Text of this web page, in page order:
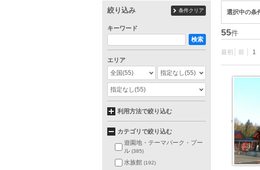
選択中の条
55件
最初 前 1
絞り込み 条件クリア
キーワード
検索
エリア
全国(55) 指定なし(55)
指定なし(55)
利用方法で絞り込む
カテゴリで絞り込む
遊園地・テーマパーク・プー
ル (385)
水族館 (192)